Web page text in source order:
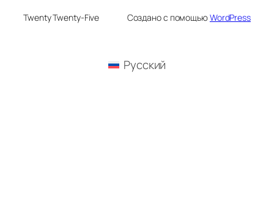
Twenty Twenty-Five Создано с помощьюWordPress
Русский